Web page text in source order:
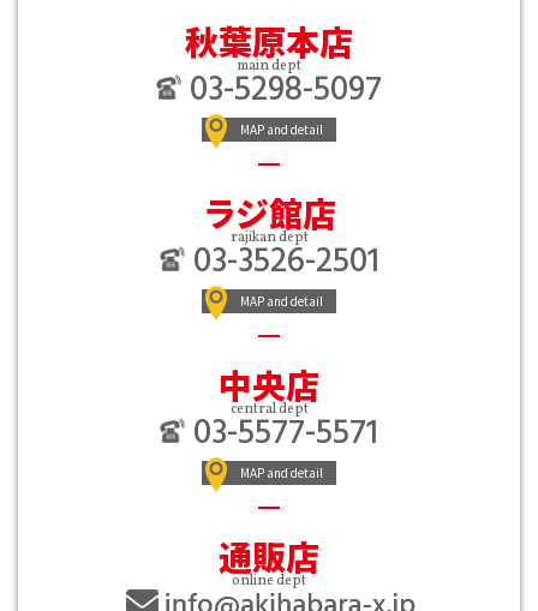
秋葉原本店
main dept
03-5298-5097
MAP and detail
ラジ館店
rajikan dept
03-3526-2501
MAP and detail
中央店
central dept
03-5577-5571
MAP and detail
通販店
online dept